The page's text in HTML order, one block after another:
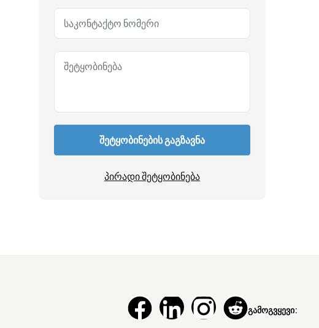
შეტყობინების გაგზავნა
პირადი შეტყობინება
გამოგვყევი: